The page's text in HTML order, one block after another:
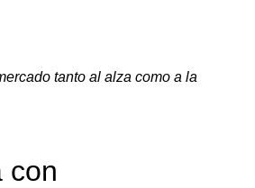
tanto al alza como a la
con